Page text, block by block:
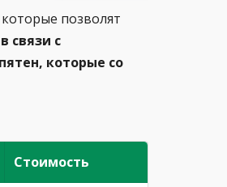
позволят
связи с
которые со
Стоимость